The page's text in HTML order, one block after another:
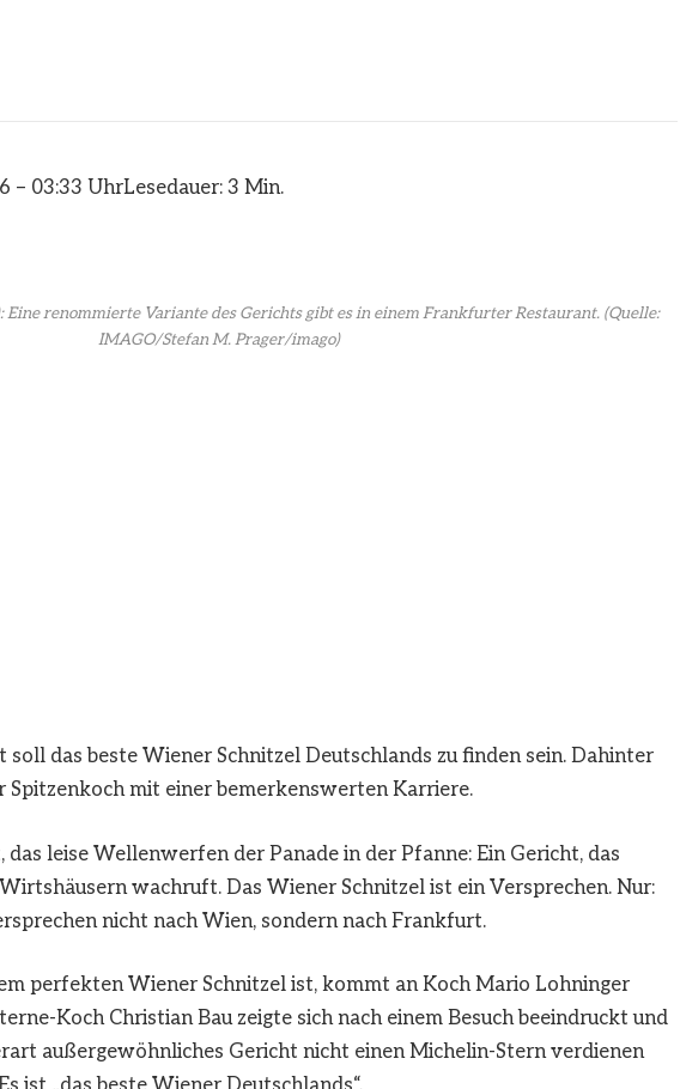
– 03:33 UhrLesedauer: 3 Min.
Eine renommierte Variante des Gerichts gibt es in einem Frankfurter Restaurant.(Quelle:
IMAGO/Stefan M. Prager/imago)
das beste Wiener Schnitzel Deutschlands zu finden sein. Dahinter
Spitzenkoch mit einer bemerkenswerten Karriere.
leise Wellenwerfen der Panade in der Pfanne: Ein Gericht, das
wachruft. Das Wiener Schnitzel ist ein Versprechen. Nur:
nicht nach Wien, sondern nach Frankfurt.
perfekten Wiener Schnitzel ist, kommt an Koch Mario Lohninger
Koch Christian Bau zeigte sich nach einem Besuch beeindruckt und
außergewöhnliches Gericht nicht einen Michelin-Stern verdienen